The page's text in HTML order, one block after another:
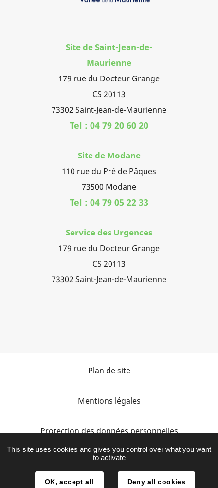
Site de Saint-Jean-de-
Maurienne
179 rue du Docteur Grange
CS 20113
73302 Saint-Jean-de-Maurienne
Tel : 04 79 20 60 20
Site de Modane
110 rue du Pré de Pâques
73500 Modane
Tel : 04 79 05 22 33
Service des Urgences
179 rue du Docteur Grange
CS 20113
73302 Saint-Jean-de-Maurienne
Plan de site
Mentions légales
Protection des données personnelles
Accessibilité
This site uses cookies and gives you control over what you want
to activate
OK, accept all Deny all cookies